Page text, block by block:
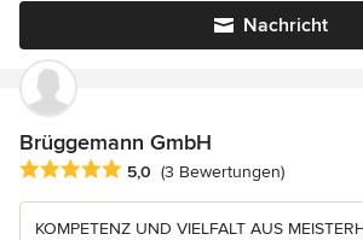
Nachricht
Brüggemann GmbH
Durchschnittliche Bewertung: 5 von 5
5,0 (3 Bewertungen)
KOMPETENZ UND VIELFALT AUS